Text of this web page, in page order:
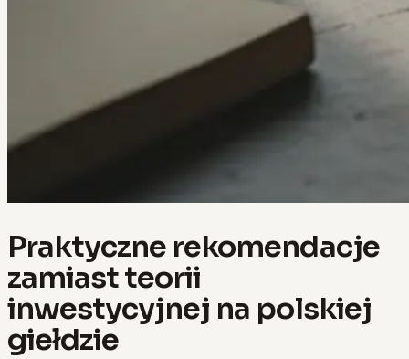
Praktyczne rekomendacje
zamiast teorii
inwestycyjnej na polskiej
giełdzie